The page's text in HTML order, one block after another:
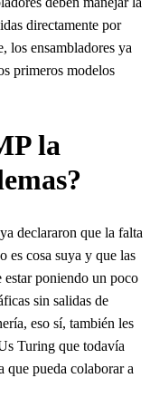
directamente por
ensambladores ya
primeros modelos
la
declararon que la falta
es cosa suya y que las
poniendo un poco
sin salidas de
eso sí, también les
Turing que todavía
que pueda colaborar a